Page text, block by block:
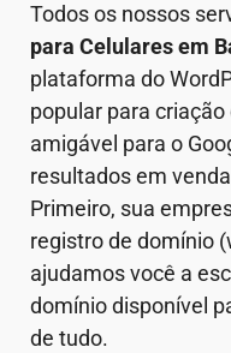
Todos os nossos
para Celulares em
plataforma do
popular para
amigável para o
resultados em
Primeiro, sua
registro de domínio
ajudamos você a
domínio disponível
de tudo.